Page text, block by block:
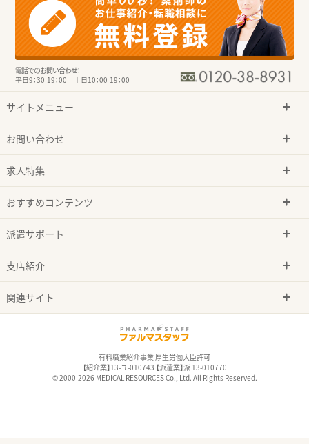
電話でのお問い合わせ：
平日9：30-19：00 土日10：00-19：00
サイトメニュー
お問い合わせ
求人特集
おすすめコンテンツ
派遣サポート
支店紹介
関連サイト
有料職業紹介事業 厚生労働大臣許可
【紹介業】13-ユ-010743 【派遣業】派 13-010770
© 2000-2026 MEDICAL RESOURCES Co., Ltd. All Rights Reserved.